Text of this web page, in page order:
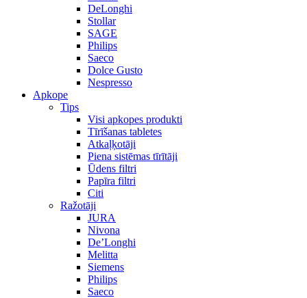
DeLonghi
Stollar
SAGE
Philips
Saeco
Dolce Gusto
Nespresso
Apkope
Tips
Visi apkopes produkti
Tīrīšanas tabletes
Atkaļķotāji
Piena sistēmas tīrītāji
Ūdens filtri
Papīra filtri
Citi
Ražotāji
JURA
Nivona
De’Longhi
Melitta
Siemens
Philips
Saeco